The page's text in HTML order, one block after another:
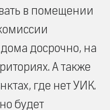
в помещении
досрочно, на
А также
где нет УИК.
будет